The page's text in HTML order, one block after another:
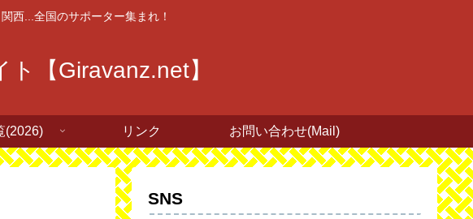
西...全国のサポーター集まれ！
【Giravanz.net】
(2026) リンク お問い合わせ(Mail)
SNS